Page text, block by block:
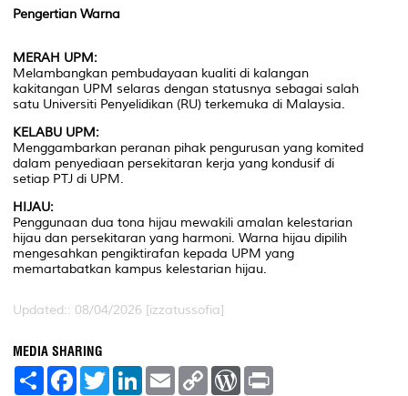
Pengertian Warna
MERAH UPM:
Melambangkan pembudayaan kualiti di kalangan
kakitangan UPM selaras dengan statusnya sebagai salah
satu Universiti Penyelidikan (RU) terkemuka di Malaysia.
KELABU UPM:
Menggambarkan peranan pihak pengurusan yang komited
dalam penyediaan persekitaran kerja yang kondusif di
setiap PTJ di UPM.
HIJAU:
Penggunaan dua tona hijau mewakili amalan kelestarian
hijau dan persekitaran yang harmoni. Warna hijau dipilih
mengesahkan pengiktirafan kepada UPM yang
memartabatkan kampus kelestarian hijau.
Updated:: 08/04/2026 [izzatussofia]
MEDIA SHARING
S
F
a
T
w
L
E
m
C
W